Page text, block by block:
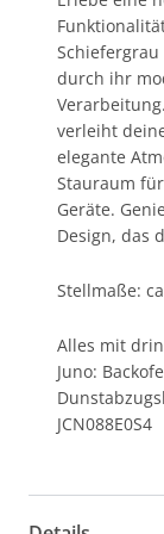
durch ihr
verleiht
elegante
Stauraum
Geräte.
Design, das
Stellmaße:
Alles mit
Juno:
JCN088E0S4